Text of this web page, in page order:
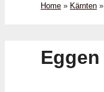
Home » Kärnten »
Eggen